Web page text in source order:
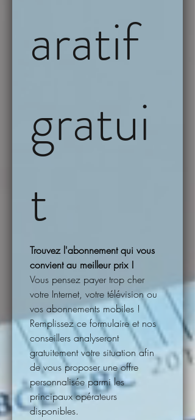
aratif
gratui
t
Trouvez l'abonnement qui vous
convient au meilleur prix !
Vous pensez payer trop cher
votre Internet, votre télévision ou
vos abonnements mobiles !
Remplissez ce formulaire et nos
conseillers analyseront
gratuitement votre situation afin
de vous proposer une offre
personnalisée parmi les
principaux opérateurs
disponibles.